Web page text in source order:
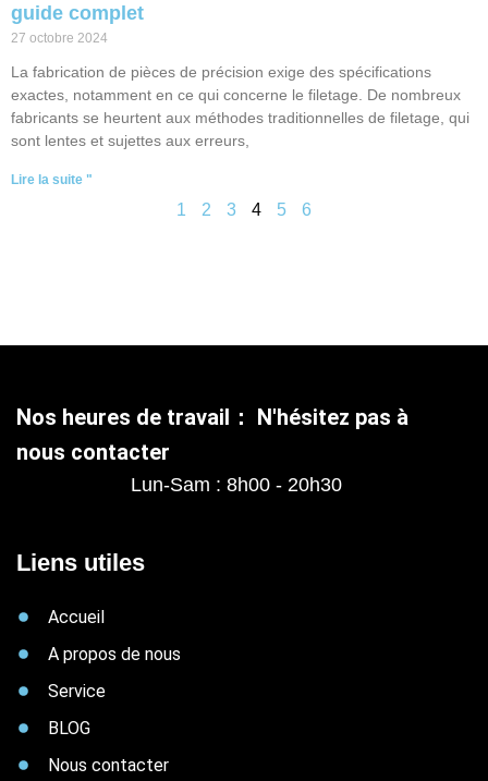
guide complet
27 octobre 2024
La fabrication de pièces de précision exige des spécifications
exactes, notamment en ce qui concerne le filetage. De nombreux
fabricants se heurtent aux méthodes traditionnelles de filetage, qui
sont lentes et sujettes aux erreurs,
Lire la suite "
1 2 3 4 5 6
Nos heures de travail： N'hésitez pas à
nous contacter
Lun-Sam : 8h00 - 20h30
Liens utiles
Accueil
A propos de nous
Service
BLOG
Nous contacter